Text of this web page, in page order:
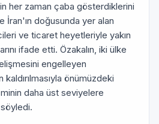
her zaman çaba gösterdiklerini
İran'ın doğusunda yer alan
ve ticaret heyetleriyle yakın
ifade etti. Özakalın, iki ülke
engelleyen
kaldırılmasıyla önümüzdeki
daha üst seviyelere
söyledi.